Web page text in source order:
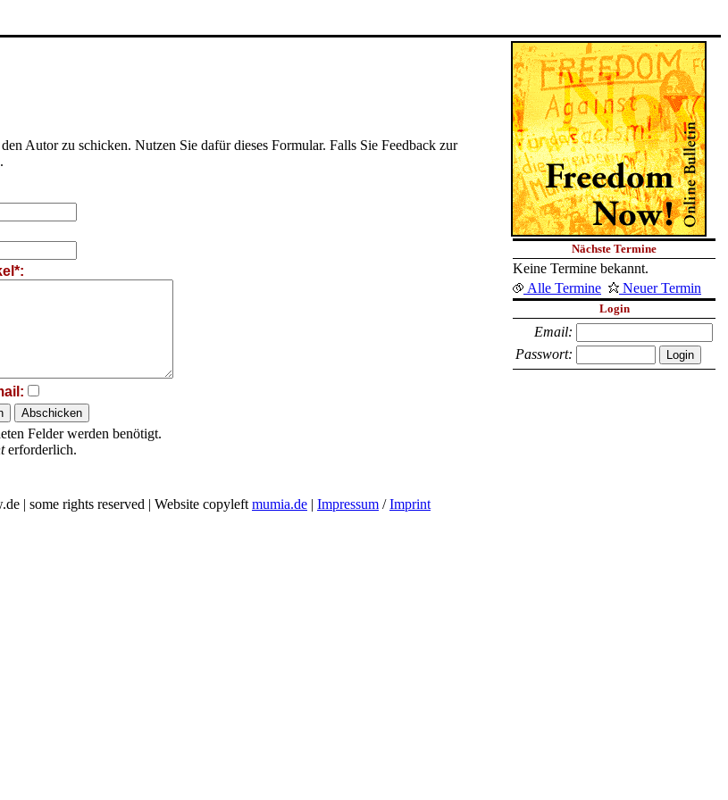
Autor zu schicken. Nutzen Sie dafür dieses Formular. Falls Sie Feedback zur
.
Felder werden benötigt.
erforderlich.
Nächste Termine
Keine Termine bekannt.
Alle Termine
Neuer Termin
Login
Email:
Passwort:
| some rights reserved | Website copyleft mumia.de | Impressum /Imprint